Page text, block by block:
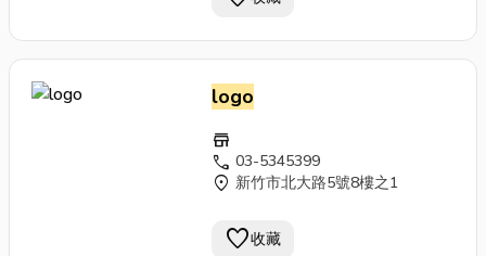
logo
store
call 03-5345399
location_on 新竹市北大路5號8樓之1
favorite收藏